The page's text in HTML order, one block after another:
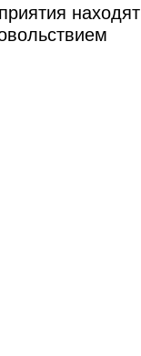
находят